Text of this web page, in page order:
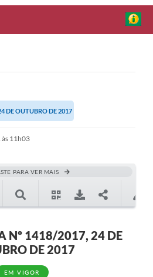
DE OUTUBRO DE 2017
11h03
PARA VER MAIS
Nº 1418/2017, 24 DE
DE 2017
EM VIGOR